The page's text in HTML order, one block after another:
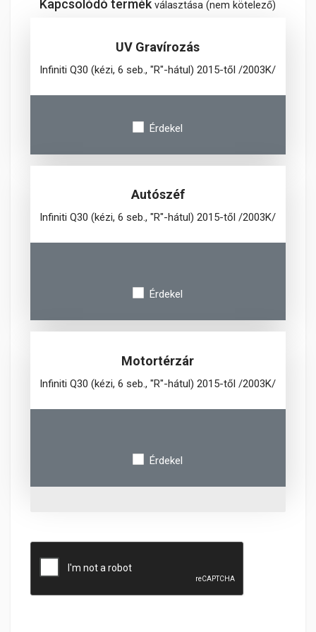
Kapcsolódó termékválasztása (nem kötelező)
UV Gravírozás
Infiniti Q30 (kézi, 6 seb., "R"-hátul) 2015-től /2003K/
Érdekel
Autószéf
Infiniti Q30 (kézi, 6 seb., "R"-hátul) 2015-től /2003K/
Érdekel
Motortérzár
Infiniti Q30 (kézi, 6 seb., "R"-hátul) 2015-től /2003K/
Érdekel